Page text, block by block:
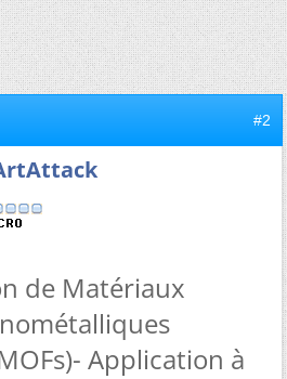
#2
de Matériaux
Application à